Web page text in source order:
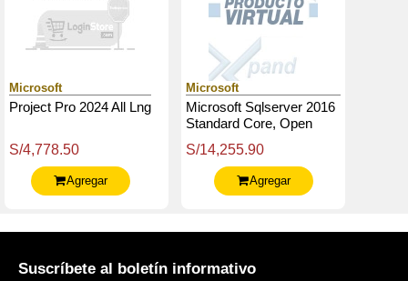
Microsoft
Project Pro 2024 All Lng
S/4,778.50
Agregar
Microsoft
Microsoft Sqlserver 2016
Standard Core, Open
Language.
S/14,255.90
Agregar
Suscríbete al boletín informativo